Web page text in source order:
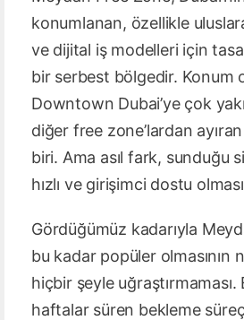
konumlanan, özellikle
ve dijital iş modelleri için
bir serbest bölgedir. Konum
Downtown Dubai’ye çok
diğer free zone’lardan
biri. Ama asıl fark, sunduğu
hızlı ve girişimci dostu
Gördüğümüz kadarıyla
bu kadar popüler olmasının
hiçbir şeyle uğraştırmaması.
haftalar süren bekleme